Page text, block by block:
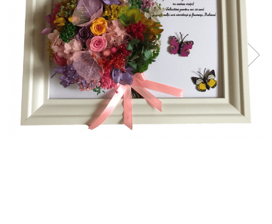
Tablou licheni pentru Barbati
Tablouri 40/30
Tablouri cu licheni pe canvas
Tablouri cu licheni pentru Nasi si
Fini
Tablouri fluturi